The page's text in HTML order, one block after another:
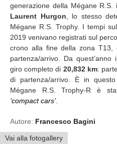
generazione della Mégane
Laurent Hurgon , lo stesso
Mégane R.S. Trophy. I tempi
2019 venivano registrati sul
crono alla fine della zona
partenza/arrivo. Da
giro completo di 20,832 km:
di partenza/arrivo. È in
Mégane R.S. Trophy-R è
‘compact cars’.
Autore: Francesco Bagini
Vai alla fotogallery